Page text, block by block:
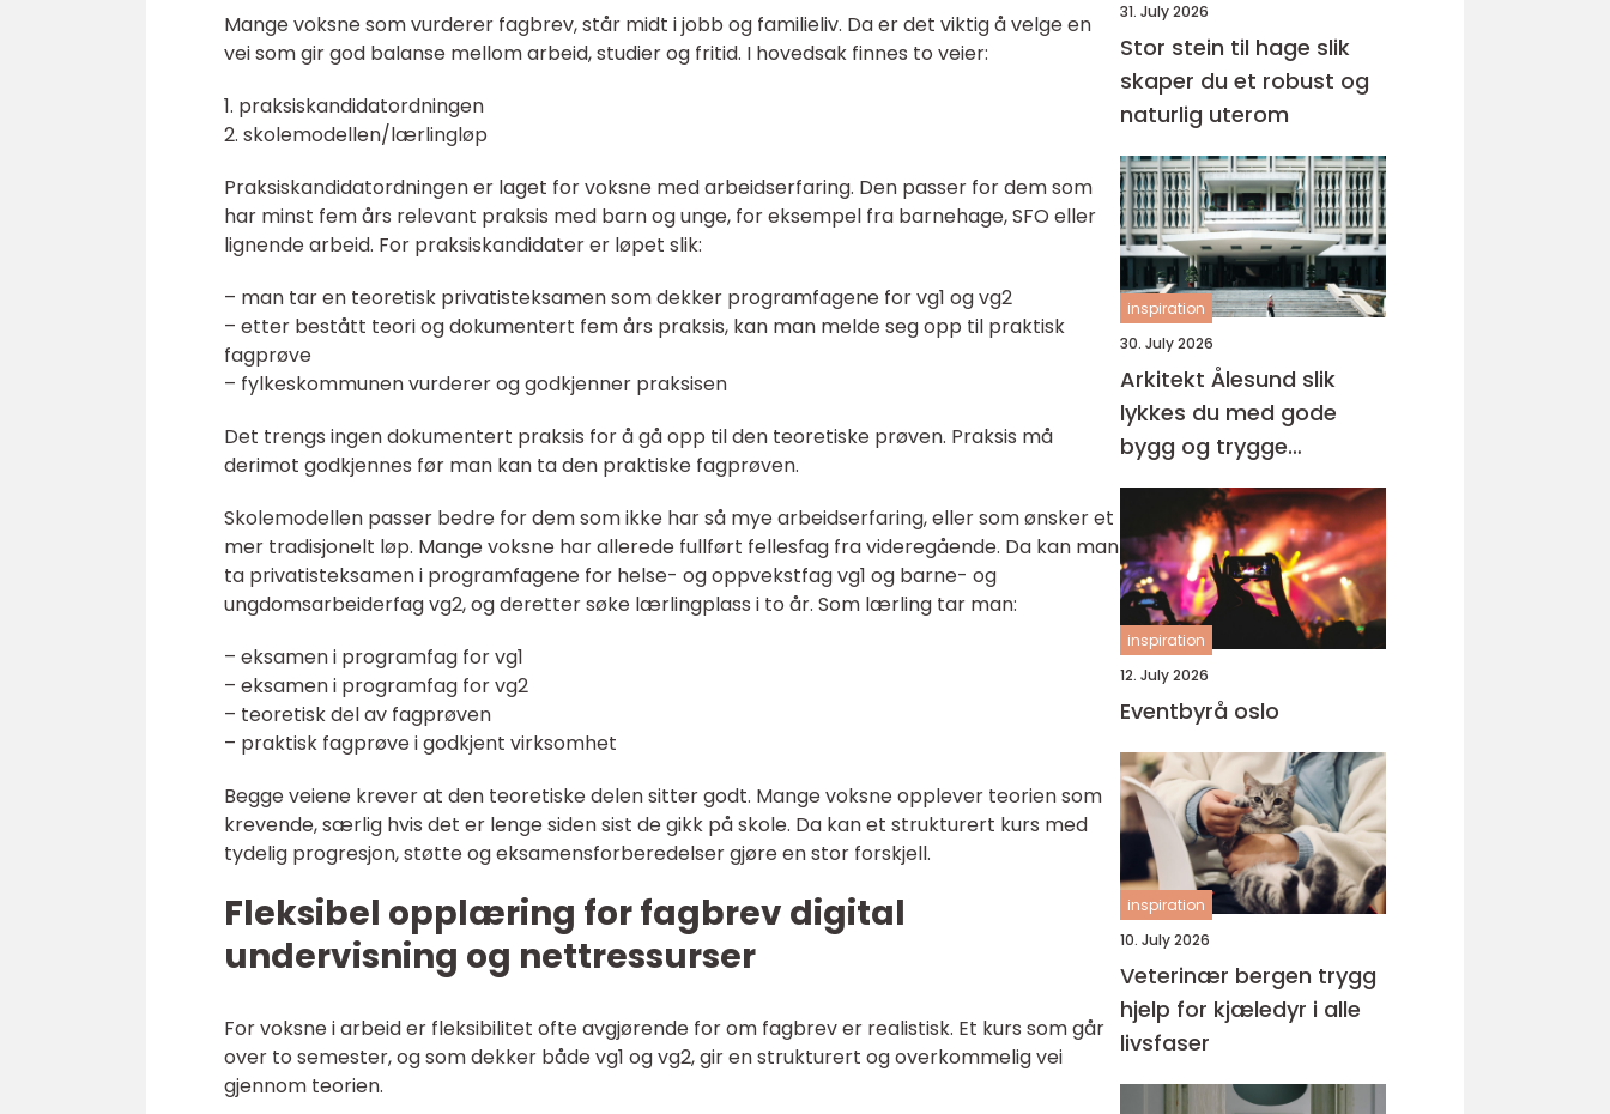
Mange voksne som vurderer fagbrev, står midt i jobb og familieliv. Da er det viktig å velge en
vei som gir god balanse mellom arbeid, studier og fritid. I hovedsak finnes to veier:
1. praksiskandidatordningen
2. skolemodellen/lærlingløp
Praksiskandidatordningen er laget for voksne med arbeidserfaring. Den passer for dem som
har minst fem års relevant praksis med barn og unge, for eksempel fra barnehage, SFO eller
lignende arbeid. For praksiskandidater er løpet slik:
– man tar en teoretisk privatisteksamen som dekker programfagene for vg1 og vg2
– etter bestått teori og dokumentert fem års praksis, kan man melde seg opp til praktisk
fagprøve
– fylkeskommunen vurderer og godkjenner praksisen
Det trengs ingen dokumentert praksis for å gå opp til den teoretiske prøven. Praksis må
derimot godkjennes før man kan ta den praktiske fagprøven.
Skolemodellen passer bedre for dem som ikke har så mye arbeidserfaring, eller som ønsker et
mer tradisjonelt løp. Mange voksne har allerede fullført fellesfag fra videregående. Da kan man
ta privatisteksamen i programfagene for helse- og oppvekstfag vg1 og barne- og
ungdomsarbeiderfag vg2, og deretter søke lærlingplass i to år. Som lærling tar man:
– eksamen i programfag for vg1
– eksamen i programfag for vg2
– teoretisk del av fagprøven
– praktisk fagprøve i godkjent virksomhet
Begge veiene krever at den teoretiske delen sitter godt. Mange voksne opplever teorien som
krevende, særlig hvis det er lenge siden sist de gikk på skole. Da kan et strukturert kurs med
tydelig progresjon, støtte og eksamensforberedelser gjøre en stor forskjell.
Fleksibel opplæring for fagbrev digital
undervisning og nettressurser
For voksne i arbeid er fleksibilitet ofte avgjørende for om fagbrev er realistisk. Et kurs som går
over to semester, og som dekker både vg1 og vg2, gir en strukturert og overkommelig vei
gjennom teorien.
31. July 2026
Stor stein til hage slik
skaper du et robust og
naturlig uterom
inspiration
30. July 2026
Arkitekt Ålesund slik
lykkes du med gode
bygg og trygge
prosesser
inspiration
12. July 2026
Eventbyrå oslo
inspiration
10. July 2026
Veterinær bergen trygg
hjelp for kjæledyr i alle
livsfaser